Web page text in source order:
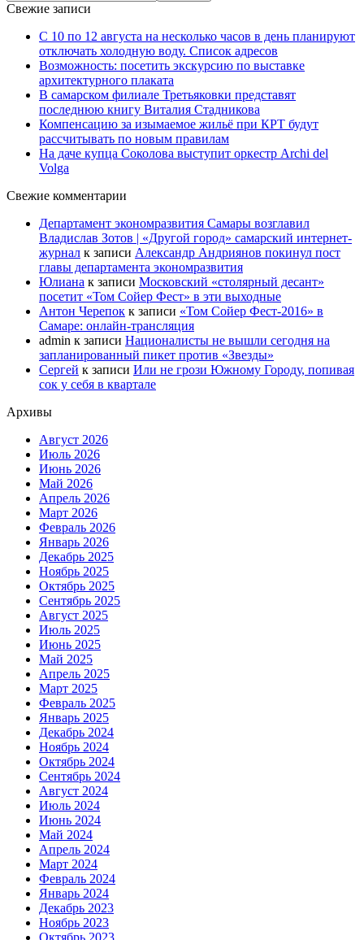
Свежие записи
С 10 по 12 августа на несколько часов в день планируют
отключать холодную воду. Список адресов
Возможность: посетить экскурсию по выставке
архитектурного плаката
В самарском филиале Третьяковки представят
последнюю книгу Виталия Стадникова
Компенсацию за изымаемое жильё при КРТ будут
рассчитывать по новым правилам
На даче купца Соколова выступит оркестр Archi del
Volga
Свежие комментарии
Департамент экономразвития Самары возглавил
Владислав Зотов | «Другой город» самарский интернет-
журнал к записи Александр Андриянов покинул пост
главы департамента экономразвития
Юлиана к записи Московский «столярный десант»
посетит «Том Сойер Фест» в эти выходные
Антон Черепок к записи «Том Сойер Фест-2016» в
Самаре: онлайн-трансляция
admin к записи Националисты не вышли сегодня на
запланированный пикет против «Звезды»
Сергей к записи Или не грози Южному Городу, попивая
сок у себя в квартале
Архивы
Август 2026
Июль 2026
Июнь 2026
Май 2026
Апрель 2026
Март 2026
Февраль 2026
Январь 2026
Декабрь 2025
Ноябрь 2025
Октябрь 2025
Сентябрь 2025
Август 2025
Июль 2025
Июнь 2025
Май 2025
Апрель 2025
Март 2025
Февраль 2025
Январь 2025
Декабрь 2024
Ноябрь 2024
Октябрь 2024
Сентябрь 2024
Август 2024
Июль 2024
Июнь 2024
Май 2024
Апрель 2024
Март 2024
Февраль 2024
Январь 2024
Декабрь 2023
Ноябрь 2023
Октябрь 2023